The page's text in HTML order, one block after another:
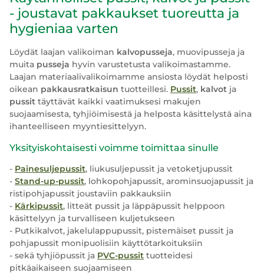
- joustavat pakkaukset tuoreutta ja
hygieniaa varten
Löydät laajan valikoiman kalvopusseja, muovipusseja ja
muita pusseja hyvin varustetusta valikoimastamme.
Laajan materiaalivalikoimamme ansiosta löydät helposti
oikean pakkausratkaisun tuotteillesi. Pussit, kalvot ja
pussit täyttävät kaikki vaatimuksesi makujen
suojaamisesta, tyhjiöimisestä ja helposta käsittelystä aina
ihanteelliseen myyntiesittelyyn.
Yksityiskohtaisesti voimme toimittaa sinulle
- Painesuljepussit, liukusuljepussit ja vetoketjupussit
- Stand-up-pussit, lohkopohjapussit, arominsuojapussit ja
ristipohjapussit joustaviin pakkauksiin
- Kärkipussit, litteät pussit ja läppäpussit helppoon
käsittelyyn ja turvalliseen kuljetukseen
- Putkikalvot, jakelulappupussit, pistemäiset pussit ja
pohjapussit monipuolisiin käyttötarkoituksiin
- sekä tyhjiöpussit ja PVC-pussit tuotteidesi
pitkäaikaiseen suojaamiseen